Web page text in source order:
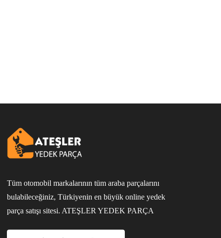
Tüm otomobil markalarının tüm araba parçalarını
bulabileceğiniz, Türkiyenin en büyük online yedek
parça satışı sitesi. ATEŞLER YEDEK PARÇA